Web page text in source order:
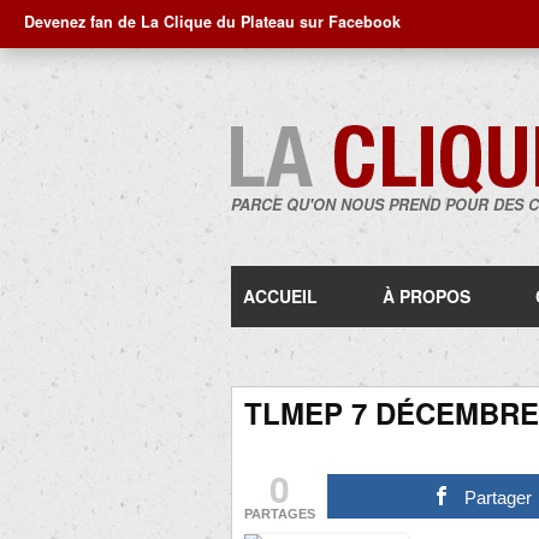
Devenez fan de La Clique du Plateau sur Facebook
PARCE QU'ON NOUS PREND POUR DES
ACCUEIL À PROPOS
TLMEP 7
0
PARTAGES
Partager